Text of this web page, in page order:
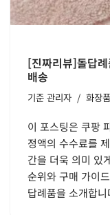
[진짜리뷰]돌답
배송
기준 관리자 화장
이 포스팅은 쿠팡
정액의 수수료를
간을 더욱 의미 있
순위와 구매 가이
답례품을 소개합